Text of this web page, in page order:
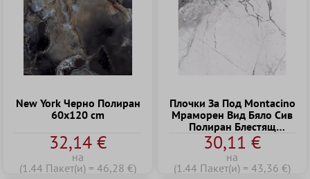
New York Черно Полиран
60x120 cm
32,14 €
на
(1.44 Пакет(и) = 46,28 €)
Плочки За Под Montacino
Мраморен Вид Бяло Сив
Полиран Блестящ
60x120cm
30,11 €
на
(1.44 Пакет(и) = 43,36 €)